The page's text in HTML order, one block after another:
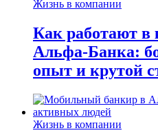
Жизнь в компании
Как работают в
Альфа-Банка:
опыт и крутой
Жизнь в компании